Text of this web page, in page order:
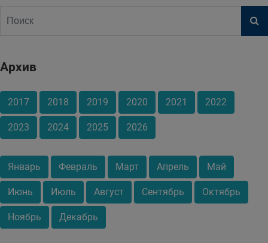
Архив
2017 2018 2019 2020 2021 2022
2023 2024 2025 2026
Январь Февраль Март Апрель Май
Июнь Июль Август Сентябрь Октябрь
Ноябрь Декабрь